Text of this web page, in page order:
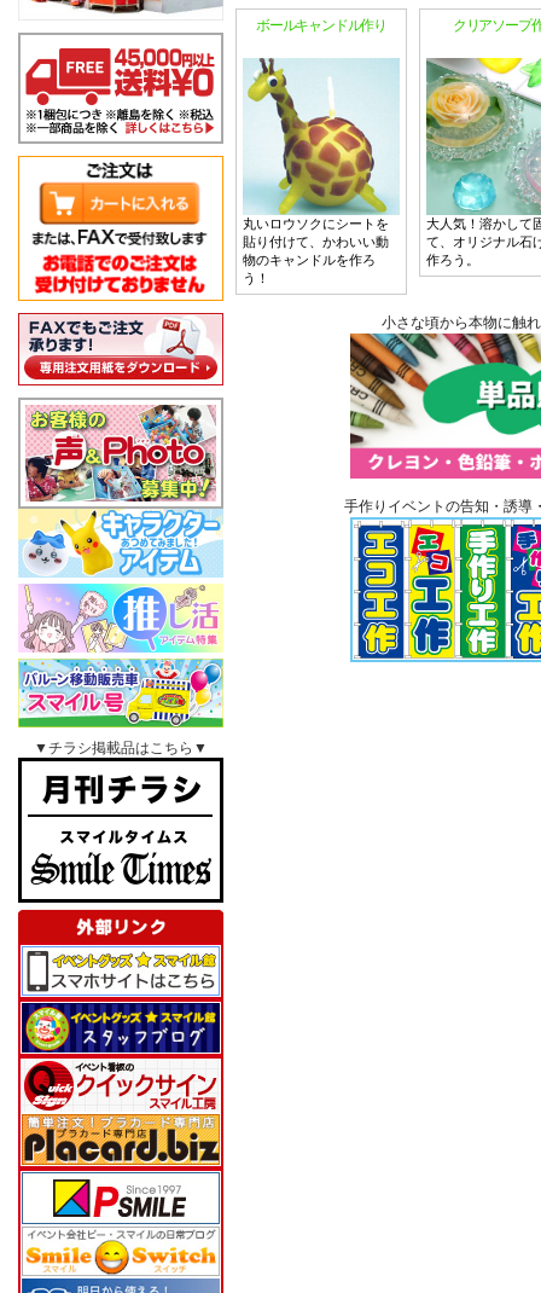
ボールキャンドル作り
丸いロウソクにシートを
貼り付けて、かわいい動
物のキャンドルを作ろ
う！
クリアソープ
大人気！溶かして
て、オリジナル石
作ろう。
小さな頃から本物に触
手作りイベントの告知・誘導
▼チラシ掲載品はこちら▼